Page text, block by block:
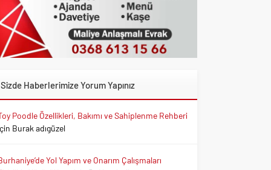
Sizde Haberlerimize Yorum Yapınız
Poodle Özellikleri, Bakımı ve Sahiplenme Rehberi
Burak adıgüzel
Yol Yapım ve Onarım Çalışmaları